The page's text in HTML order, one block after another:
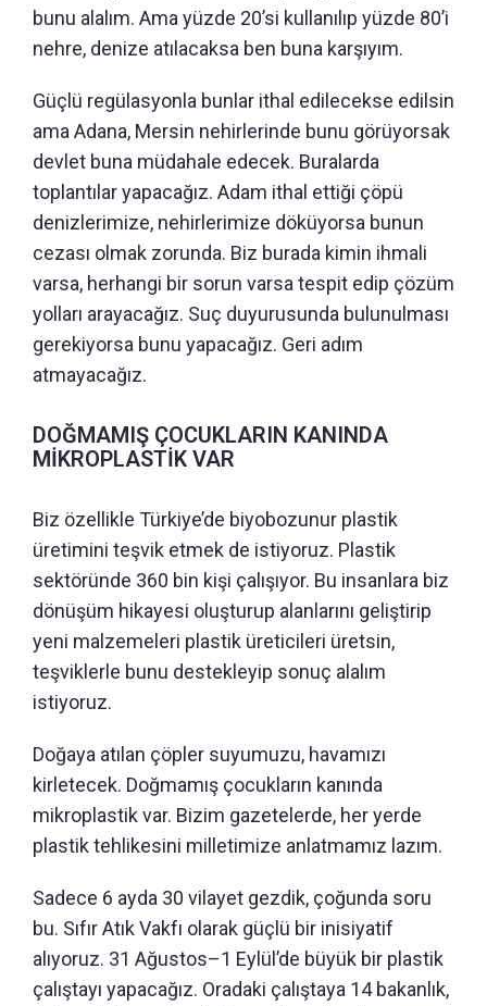
bunu alalım. Ama yüzde 20’si kullanılıp yüzde 80’i
nehre, denize atılacaksa ben buna karşıyım.
Güçlü regülasyonla bunlar ithal edilecekse edilsin
ama Adana, Mersin nehirlerinde bunu görüyorsak
devlet buna müdahale edecek. Buralarda
toplantılar yapacağız. Adam ithal ettiği çöpü
denizlerimize, nehirlerimize döküyorsa bunun
cezası olmak zorunda. Biz burada kimin ihmali
varsa, herhangi bir sorun varsa tespit edip çözüm
yolları arayacağız. Suç duyurusunda bulunulması
gerekiyorsa bunu yapacağız. Geri adım
atmayacağız.
DOĞMAMIŞ ÇOCUKLARIN KANINDA
MİKROPLASTİK VAR
Biz özellikle Türkiye’de biyobozunur plastik
üretimini teşvik etmek de istiyoruz. Plastik
sektöründe 360 bin kişi çalışıyor. Bu insanlara biz
dönüşüm hikayesi oluşturup alanlarını geliştirip
yeni malzemeleri plastik üreticileri üretsin,
teşviklerle bunu destekleyip sonuç alalım
istiyoruz.
Doğaya atılan çöpler suyumuzu, havamızı
kirletecek. Doğmamış çocukların kanında
mikroplastik var. Bizim gazetelerde, her yerde
plastik tehlikesini milletimize anlatmamız lazım.
Sadece 6 ayda 30 vilayet gezdik, çoğunda soru
bu. Sıfır Atık Vakfı olarak güçlü bir inisiyatif
alıyoruz. 31 Ağustos–1 Eylül’de büyük bir plastik
çalıştayı yapacağız. Oradaki çalıştaya 14 bakanlık,